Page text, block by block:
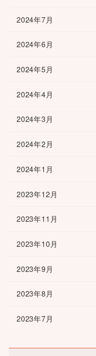
2024年7月
2024年6月
2024年5月
2024年4月
2024年3月
2024年2月
2024年1月
2023年12月
2023年11月
2023年10月
2023年9月
2023年8月
2023年7月